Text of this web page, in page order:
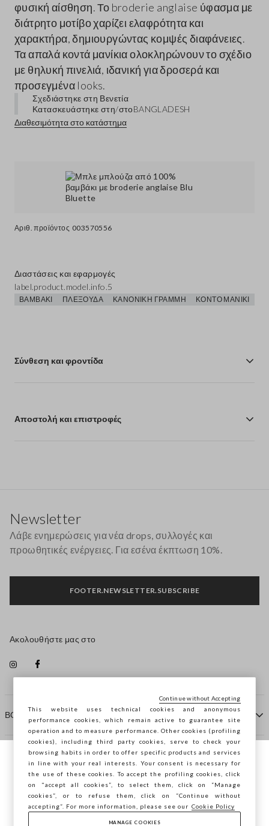
Αριθ. προϊόντος 003570556
φυσική αίσθηση. Το broderie anglaise ύφασμα με
διάτρητο μοτίβο χαρίζει ελαφρότητα και
χαρακτήρα, δημιουργώντας κομψές διαφάνειες.
Τα απαλά κοντά μανίκια ολοκληρώνουν το σχέδιο
με θηλυκή πινελιά, ιδανική για δροσερά και
προσεγμένα looks.
Σχεδιάστηκε στη Βενετία
Κατασκευάστηκε στη/στοBANGLADESH
Διαθεσιμότητα στο κατάστημα
Διαστάσεις και εφαρμογές
label.product.model.info.5
ΒΑΜΒΆΚΙ ΠΛΕΞΟΎΔΑ ΚΑΝΟΝΙΚΉ ΓΡΑΜΜΉ ΚΟΝΤΌ ΜΑΝΊΚΙ
Σύνθεση και φροντίδα
Αποστολή και επιστροφές
ΒΟΗΘΕΙΑ
ΠΡΑΚΤΟΡΕΙΟ
ΕΠΙΚΟΙΝΩΝΗΣΤΕ ΜΑΖΙ ΜΑΣ
Newsletter
Λάβε ενημερώσεις για νέα drops, συλλογές και
προωθητικές ενέργειες. Για εσένα έκπτωση 10%.
FOOTER.NEWSLETTER.SUBSCRIBE
Ακολουθήστε μας στο
Περιηγείστε στο STEFANEL Ελλάδας, θέλετε
να αποθηκεύσετε την τοποθεσία σας;
ΕΠΙΒΕΒΑΊΩΣΗ
This website uses technical cookies and anonymous
performance cookies, which remain active to guarantee site
operation and to measure performance. Other cookies (profiling
cookies), including third party cookies, serve to check your
browsing habits in order to offer specific products and services
in line with your real interests. Your consent is necessary for
the use of these cookies. To accept the profiling cookies, click
on "accept all cookies”, to select them, click on “Manage
cookies”, or to refuse them, click on “Continue without
accepting”. For more information, please see our Cookie Policy
MANAGE COOKIES
Continue without Accepting